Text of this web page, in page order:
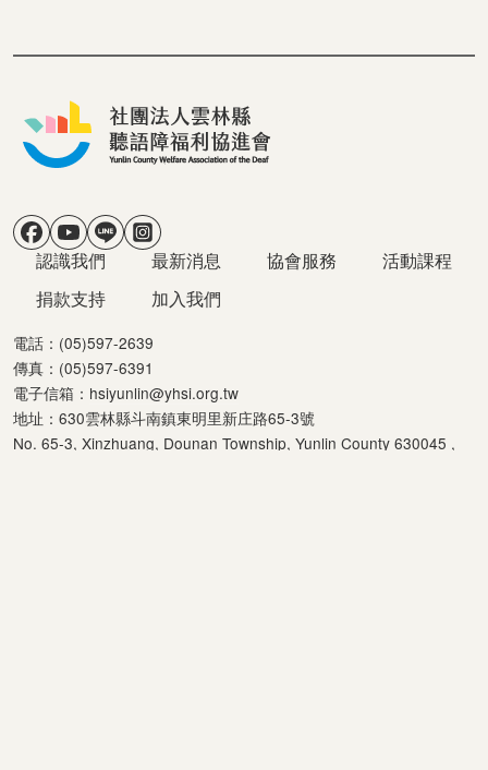
社群選單
主導覽
認識我們 最新消息 協會服務
活動課程
捐款支持
加入我們
電話：(05)597-2639
傳真：(05)597-6391
電子信箱： hsiyunlin@yhsi.org.tw
地址：630雲林縣斗南鎮東明里新庄路65-3號
No. 65-3, Xinzhuang, Dounan Township, Yunlin County 630045 ,